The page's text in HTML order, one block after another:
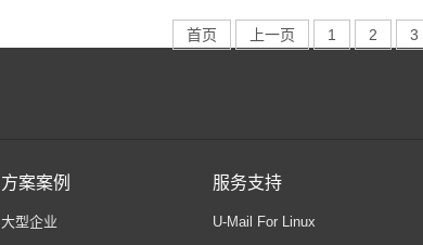
首页 上一页 1 2 3
方案案例
大型企业
服务支持
U-Mail For Linux